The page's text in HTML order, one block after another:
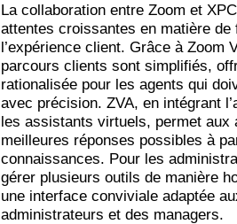
La collaboration entre Zoom et
attentes croissantes en matière de
l’expérience client. Grâce à Zoom
parcours clients sont simplifiés,
rationalisée pour les agents qui
avec précision. ZVA, en intégrant
les assistants virtuels, permet aux
meilleures réponses possibles à
connaissances. Pour les
gérer plusieurs outils de manière
une interface conviviale adaptée
administrateurs et des managers.